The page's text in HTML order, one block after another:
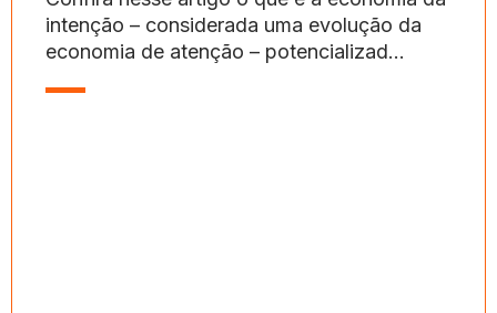
intenção – considerada uma evolução da
economia de atenção – potencializad...